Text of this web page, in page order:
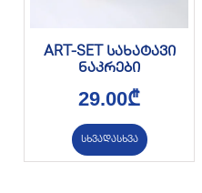
ART-SET სახატავი
ნაკრები
29.00₾
სხვადასხვა